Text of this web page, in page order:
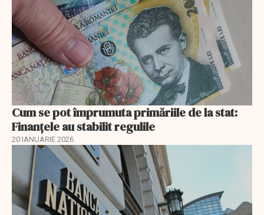
Cum se pot împrumuta primăriile de la stat:
Finanțele au stabilit regulile
20 IANUARIE 2026